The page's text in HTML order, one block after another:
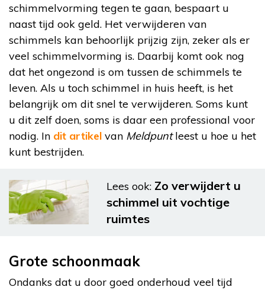
schimmelvorming tegen te gaan, bespaart u
naast tijd ook geld. Het verwijderen van
schimmels kan behoorlijk prijzig zijn, zeker als er
veel schimmelvorming is. Daarbij komt ook nog
dat het ongezond is om tussen de schimmels te
leven. Als u toch schimmel in huis heeft, is het
belangrijk om dit snel te verwijderen. Soms kunt
u dit zelf doen, soms is daar een professional voor
nodig. In dit artikel van Meldpuntleest u hoe u het
kunt bestrijden.
Lees ook: Zo verwijdert u
schimmel uit vochtige
ruimtes
Grote schoonmaak
Ondanks dat u door goed onderhoud veel tijd